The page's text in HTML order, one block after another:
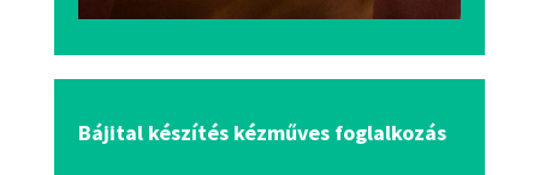
Bájital készítés kézműves foglalkozás